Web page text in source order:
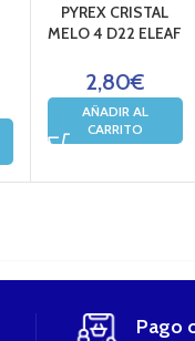
PYREX CRISTAL
MELO 4 D22 ELEAF
2,80€
AÑADIR AL
CARRITO
Pago